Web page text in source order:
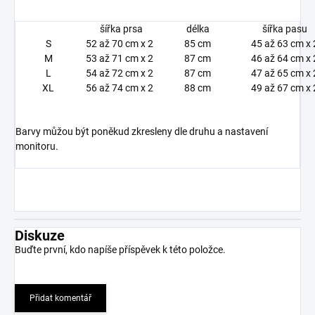
šířka prsa délka
šířka pasu
S
52 až 70 cm x 2 85 cm
45 až 63 cm x
M
53 až 71 cm x 2 87 cm
46 až 64 cm x
L
54 až 72 cm x 2 87 cm
47 až 65 cm x
XL
56 až 74 cm x 2 88 cm 49 až 67 cm x
Barvy můžou být poněkud zkresleny dle druhu a nastavení
monitoru.
Diskuze
Buďte první, kdo napíše příspěvek k této položce.
Přidat komentář